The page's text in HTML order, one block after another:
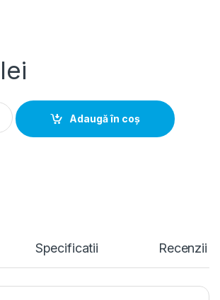
lei
pătrată E90 105x105mm cleme
Adaugă în coș
Specificatii Recenzii